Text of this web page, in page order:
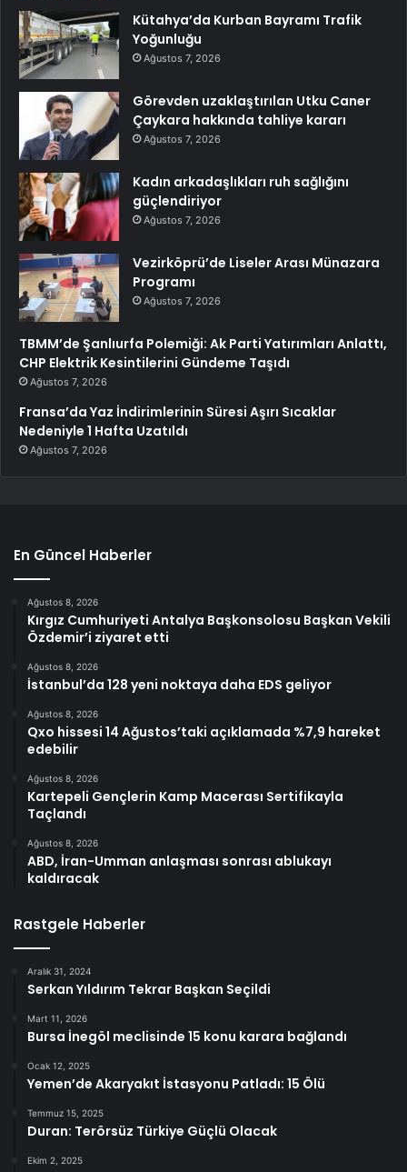
Kütahya’da Kurban Bayramı Trafik
Yoğunluğu
Ağustos 7, 2026
Görevden uzaklaştırılan Utku Caner
Çaykara hakkında tahliye kararı
Ağustos 7, 2026
Kadın arkadaşlıkları ruh sağlığını
güçlendiriyor
Ağustos 7, 2026
Vezirköprü’de Liseler Arası Münazara
Programı
Ağustos 7, 2026
TBMM’de Şanlıurfa Polemiği: Ak Parti Yatırımları Anlattı,
CHP Elektrik Kesintilerini Gündeme Taşıdı
Ağustos 7, 2026
Fransa’da Yaz İndirimlerinin Süresi Aşırı Sıcaklar
Nedeniyle 1 Hafta Uzatıldı
Ağustos 7, 2026
En Güncel Haberler
Ağustos 8, 2026
Kırgız Cumhuriyeti Antalya Başkonsolosu Başkan Vekili
Özdemir’i ziyaret etti
Ağustos 8, 2026
İstanbul’da 128 yeni noktaya daha EDS geliyor
Ağustos 8, 2026
Qxo hissesi 14 Ağustos’taki açıklamada %7,9 hareket
edebilir
Ağustos 8, 2026
Kartepeli Gençlerin Kamp Macerası Sertifikayla
Taçlandı
Ağustos 8, 2026
ABD, İran-Umman anlaşması sonrası ablukayı
kaldıracak
Rastgele Haberler
Aralık 31, 2024
Serkan Yıldırım Tekrar Başkan Seçildi
Mart 11, 2026
Bursa İnegöl meclisinde 15 konu karara bağlandı
Ocak 12, 2025
Yemen’de Akaryakıt İstasyonu Patladı: 15 Ölü
Temmuz 15, 2025
Duran: Terörsüz Türkiye Güçlü Olacak
Ekim 2, 2025